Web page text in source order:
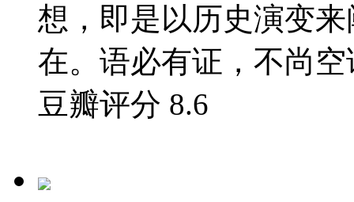
想，即是以历史演变
在。语必有证，不尚
豆瓣评分 8.6